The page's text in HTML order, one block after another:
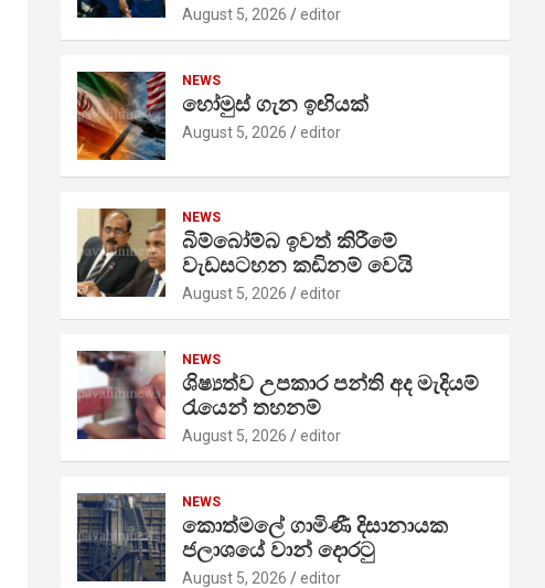
August 5, 2026 editor
NEWS
හෝමුස් ගැන ඉඟියක්
August 5, 2026 editor
NEWS
බිම්බෝම්බ ඉවත් කිරීමේ
වැඩසටහන කඩිනම් වෙයි
August 5, 2026 editor
NEWS
ශිෂ්‍යත්ව උපකාර පන්ති අද මැදියම්
රැයෙන් තහනම්
August 5, 2026 editor
NEWS
කොත්මලේ ගාමිණී දිසානායක
ජලාශයේ වාන් දොරටු
August 5, 2026 editor